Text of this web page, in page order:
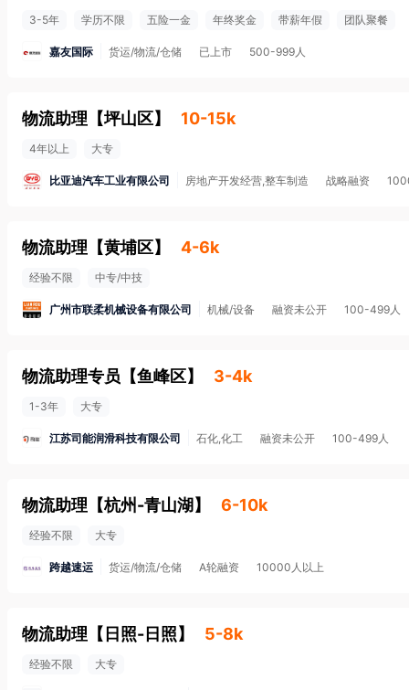
3-5年 学历不限 五险一金 年终奖金 带薪年假 团队聚餐
嘉友国际 货运/物流/仓储 已上市 500-999人
物流助理 【坪山区】 10-15k
4年以上 大专
比亚迪汽车工业有限公司 房地产开发经营,整车制造 战略融资
物流助理 【黄埔区】 4-6k
经验不限 中专/中技
广州市联柔机械设备有限公司 机械/设备 融资未公开 100-499人
物流助理专员 【鱼峰区】 3-4k
1-3年 大专
江苏司能润滑科技有限公司 石化,化工 融资未公开 100-499人
物流助理 【杭州-青山湖 】 6-10k
经验不限 大专
跨越速运 货运/物流/仓储 A轮融资 10000人以上
物流助理 【 日照-日照】 5-8k
经验不限 大专